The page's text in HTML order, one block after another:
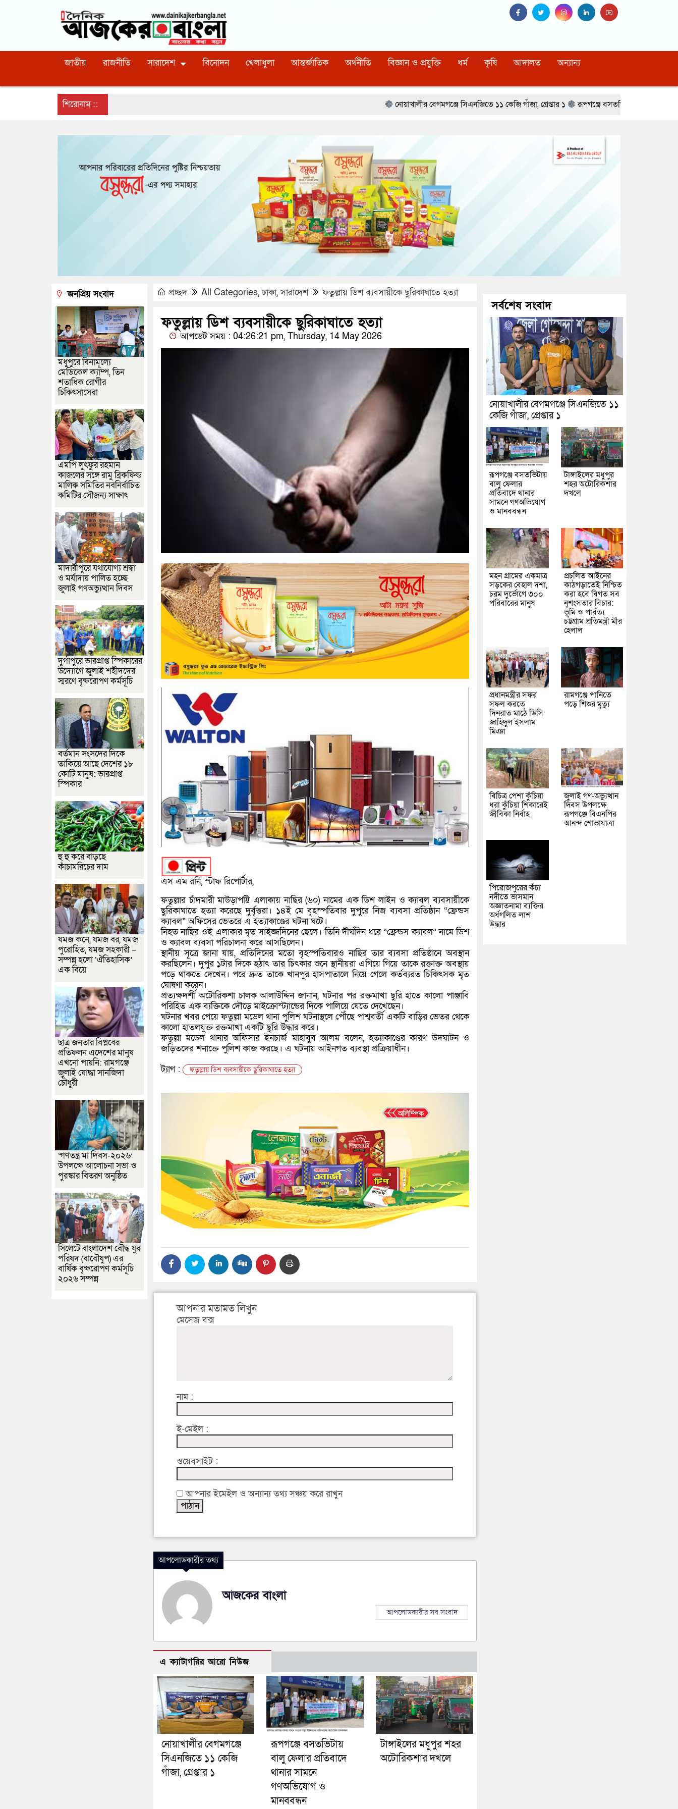
জাতীয় রাজনীতি সারাদেশ বিনোদন খেলাধুলা আন্তর্জাতিক অর্থনীতি বিজ্ঞান ও প্রযুক্তি ধর্ম কৃষি আদালত অন্যান্য
শিরোনাম :: নোয়াখালীর বেগমগঞ্জে সিএনজিতে ১১ কেজি গাঁজা, গ্রেপ্তার ১ রূপগঞ্জে বসতভিটায় বালু ফেলার প্রতিবাদে থানার
প্রচ্ছদ All Categories,ঢাকা,সারাদেশ ফতুল্লায় ডিশ ব্যবসায়ীকে ছুরিকাঘাতে হত্যা
ফতুল্লায় ডিশ ব্যবসায়ীকে ছুরিকাঘাতে হত্যা
আপডেট সময় : 04:26:21 pm, Thursday, 14 May 2026
এস এম রনি, স্টাফ রিপোর্টার,
ফতুল্লার চাঁদমারী মাউড়াপট্টি এলাকায় নাছির (৬০) নামের এক ডিশ লাইন ও ক্যাবল ব্যবসায়ীকে
ছুরিকাঘাতে হত্যা করেছে দুর্বৃত্তরা। ১৪ই মে বৃহস্পতিবার দুপুরে নিজ ব্যবসা প্রতিষ্ঠান “ফ্রেন্ডস
ক্যাবল” অফিসের ভেতরে এ হত্যাকাণ্ডের ঘটনা ঘটে।
নিহত নাছির ওই এলাকার মৃত সাইজ্জদিনের ছেলে। তিনি দীর্ঘদিন ধরে “ফ্রেন্ডস ক্যাবল” নামে ডিশ
ও ক্যাবল ব্যবসা পরিচালনা করে আসছিলেন।
স্থানীয় সূত্রে জানা যায়, প্রতিদিনের মতো বৃহস্পতিবারও নাছির তার ব্যবসা প্রতিষ্ঠানে অবস্থান
করছিলেন। দুপুর ১টার দিকে হঠাৎ তার চিৎকার শুনে স্থানীয়রা এগিয়ে গিয়ে তাকে রক্তাক্ত অবস্থায়
পড়ে থাকতে দেখেন। পরে দ্রুত তাকে খানপুর হাসপাতালে নিয়ে গেলে কর্তব্যরত চিকিৎসক মৃত
ঘোষণা করেন।
প্রত্যক্ষদর্শী অটোরিকশা চালক আলাউদ্দিন জানান, ঘটনার পর রক্তমাখা ছুরি হাতে কালো পাঞ্জাবি
পরিহিত এক ব্যক্তিকে দৌড়ে মাইক্রোস্ট্যান্ডের দিকে পালিয়ে যেতে দেখেছেন।
ঘটনার খবর পেয়ে ফতুল্লা মডেল থানা পুলিশ ঘটনাস্থলে পৌঁছে পাশ্ববর্তী একটি বাড়ির ভেতর থেকে
কালো হাতলযুক্ত রক্তমাখা একটি ছুরি উদ্ধার করে।
ফতুল্লা মডেল থানার অফিসার ইনচার্জ মাহাবুব আলম বলেন, হত্যাকাণ্ডের কারণ উদঘাটন ও
জড়িতদের শনাক্তে পুলিশ কাজ করছে। এ ঘটনায় আইনগত ব্যবস্থা প্রক্রিয়াধীন।
ট্যাগ :
ফতুল্লায় ডিশ ব্যবসায়ীকে ছুরিকাঘাতে হত্যা
আপনার মতামত লিখুন
মেসেজ বক্স
নাম :
ই-মেইল :
ওয়েবসাইট :
আপনার ইমেইল ও অন্যান্য তথ্য সঞ্চয় করে রাখুন
আপলোডকারীর তথ্য
আজকের বাংলা
আপলোডকারীর সব সংবাদ
এ ক্যাটাগরির আরো নিউজ
নোয়াখালীর বেগমগঞ্জে
সিএনজিতে ১১ কেজি
গাঁজা, গ্রেপ্তার ১
রূপগঞ্জে বসতভিটায়
বালু ফেলার প্রতিবাদে
থানার সামনে
গণঅভিযোগ ও
মানববন্ধন
টাঙ্গাইলের মধুপুর শহর
অটোরিকশার দখলে
জনপ্রিয় সংবাদ
মধুপুরে বিনামূল্যে
মেডিকেল ক্যাম্প, তিন
শতাধিক রোগীর
চিকিৎসাসেবা
এমপি লুৎফুর রহমান
কাজলের সঙ্গে রামু ব্রিকফিল্ড
মালিক সমিতির নবনির্বাচিত
কমিটির সৌজন্য সাক্ষাৎ
মাদারীপুরে যথাযোগ্য শ্রদ্ধা
ও মর্যাদায় পালিত হচ্ছে
জুলাই গণঅভ্যুত্থান দিবস
দুর্গাপুরে ভারপ্রাপ্ত স্পিকারের
উদ্যোগে জুলাই শহীদদের
স্মরণে বৃক্ষরোপণ কর্মসূচি
বর্তমান সংসদের দিকে
তাকিয়ে আছে দেশের ১৮
কোটি মানুষ: ভারপ্রাপ্ত
স্পিকার
হু হু করে বাড়ছে
কাঁচামরিচের দাম
যমজ কনে, যমজ বর, যমজ
পুরোহিত, যমজ সহকারী –
সম্পন্ন হলো ‘ঐতিহাসিক’
এক বিয়ে
ছাত্র জনতার বিপ্লবের
প্রতিফলন এদেশের মানুষ
এখনো পায়নি: রামগঞ্জে
জুলাই যোদ্ধা সানজিদা
চৌধুরী
‘গণতন্ত্র মা দিবস-২০২৬’
উপলক্ষে আলোচনা সভা ও
পুরস্কার বিতরণ অনুষ্ঠিত
সিলেটে বাংলাদেশ বৌদ্ধ যুব
পরিষদ (বাবৌযুপ) এর
বার্ষিক বৃক্ষরোপণ কর্মসূচি
২০২৬ সম্পন্ন
সর্বশেষ সংবাদ
নোয়াখালীর বেগমগঞ্জে সিএনজিতে ১১
কেজি গাঁজা, গ্রেপ্তার ১
রূপগঞ্জে বসতভিটায়
বালু ফেলার
প্রতিবাদে থানার
সামনে গণঅভিযোগ
ও মানববন্ধন
টাঙ্গাইলের মধুপুর
শহর অটোরিকশার
দখলে
মহন গ্রামের একমাত্র
সড়কের বেহাল দশা,
চরম দুর্ভোগে ৩০০
পরিবারের মানুষ
প্রচলিত আইনের
কাঠগড়াতেই নিশ্চিত
করা হবে বিগত সব
নৃশংসতার বিচার:
ভূমি ও পার্বত্য
চট্টগ্রাম প্রতিমন্ত্রী মীর
হেলাল
প্রধানমন্ত্রীর সফর
সফল করতে
দিনরাত মাঠে ডিসি
জাহিদুল ইসলাম
মিঞা
রামগঞ্জে পানিতে
পড়ে শিশুর মৃত্যু
বিচিত্র পেশা কুঁচিয়া
ধরা কুঁচিয়া শিকারেই
জীবিকা নির্বাহ
জুলাই গণ-অভ্যুত্থান
দিবস উপলক্ষে
রূপগঞ্জে বিএনপির
আনন্দ শোভাযাত্রা
পিরোজপুরের কঁচা
নদীতে ভাসমান
অজ্ঞাতনামা ব্যক্তির
অর্ধগলিত লাশ
উদ্ধার